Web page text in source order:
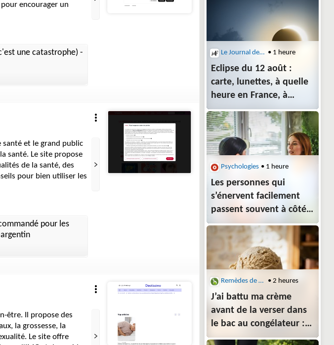
encourager un
une catastrophe) -
santé et le grand public
santé. Le site propose
de la santé, des
pour bien utiliser les
pour les
être. Il propose des
la grossesse, la
Le site offre
quelques minutes
Le Journal des Femmes • 1 heure
Eclipse du 12 août :
carte, lunettes, à quelle
heure en France, à
Paris ?
Psychologies • 1 heure
Les personnes qui
s’énervent facilement
passent souvent à côté
de ce signal discret
envoyé par leur corps
Remèdes de Grand-Mère • 2 heures
J’ai battu ma crème
avant de la verser dans
le bac au congélateur :
au dessert, le café avait